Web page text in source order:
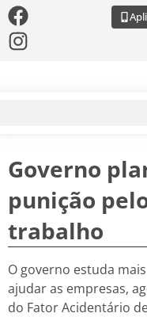
Governo
punição
trabalho
O governo estuda
ajudar as empresas,
do Fator Acidentário